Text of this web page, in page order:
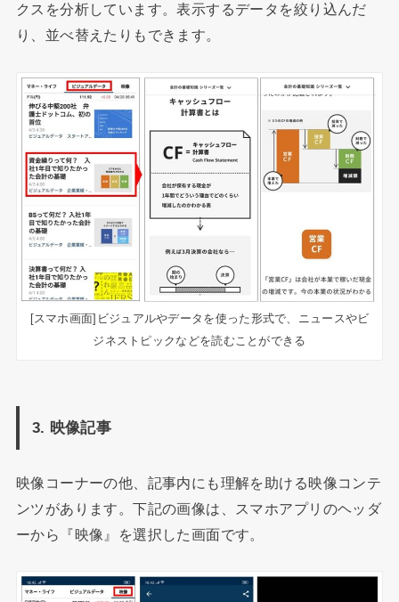
クスを分析しています。表示するデータを絞り込んだ
り、並べ替えたりもできます。
[スマホ画面]ビジュアルやデータを使った形式で、ニュースやビ
ジネストピックなどを読むことができる
3. 映像記事
映像コーナーの他、記事内にも理解を助ける映像コンテ
ンツがあります。下記の画像は、スマホアプリのヘッダ
ーから『映像』を選択した画面です。